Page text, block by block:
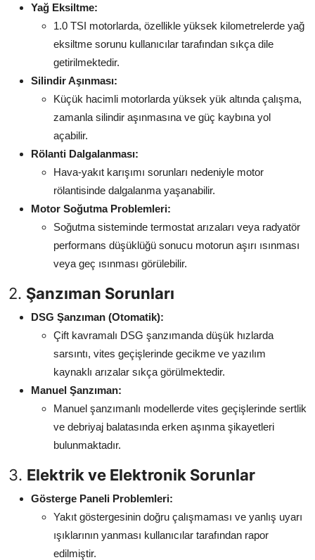
Yağ Eksiltme:
1.0 TSI motorlarda, özellikle yüksek kilometrelerde yağ
eksiltme sorunu kullanıcılar tarafından sıkça dile
getirilmektedir.
Silindir Aşınması:
Küçük hacimli motorlarda yüksek yük altında çalışma,
zamanla silindir aşınmasına ve güç kaybına yol
açabilir.
Rölanti Dalgalanması:
Hava-yakıt karışımı sorunları nedeniyle motor
rölantisinde dalgalanma yaşanabilir.
Motor Soğutma Problemleri:
Soğutma sisteminde termostat arızaları veya radyatör
performans düşüklüğü sonucu motorun aşırı ısınması
veya geç ısınması görülebilir.
2. Şanzıman Sorunları
DSG Şanzıman (Otomatik):
Çift kavramalı DSG şanzımanda düşük hızlarda
sarsıntı, vites geçişlerinde gecikme ve yazılım
kaynaklı arızalar sıkça görülmektedir.
Manuel Şanzıman:
Manuel şanzımanlı modellerde vites geçişlerinde sertlik
ve debriyaj balatasında erken aşınma şikayetleri
bulunmaktadır.
3. Elektrik ve Elektronik Sorunlar
Gösterge Paneli Problemleri:
Yakıt göstergesinin doğru çalışmaması ve yanlış uyarı
ışıklarının yanması kullanıcılar tarafından rapor
edilmiştir.